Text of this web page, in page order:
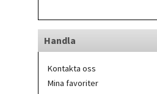
Handla
Kontakta oss
Mina favoriter